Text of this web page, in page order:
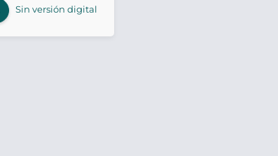
Sin versión digital